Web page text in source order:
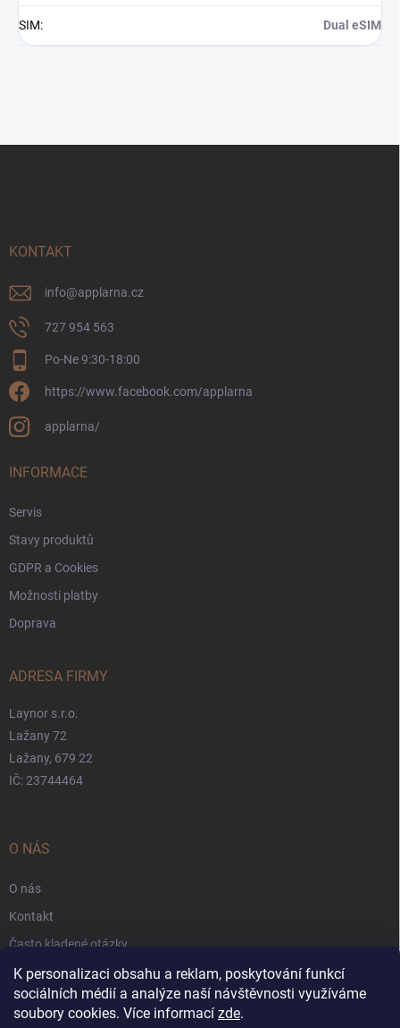
K personalizaci obsahu a reklam, poskytování funkcí
sociálních médií a analýze naší návštěvnosti využíváme
soubory cookies. Více informací zde.
SIM: Dual eSIM
KONTAKT
info@applarna.cz
727 954 563
Po-Ne 9:30-18:00
https://www.facebook.com/applarna
applarna/
INFORMACE
Servis
Stavy produktů
GDPR a Cookies
Možnosti platby
Doprava
ADRESA FIRMY
Laynor s.r.o.
Lažany 72
Lažany, 679 22
IČ: 23744464
O NÁS
O nás
Kontakt
Často kladené otázky
Záruka
Obchodní podmínky